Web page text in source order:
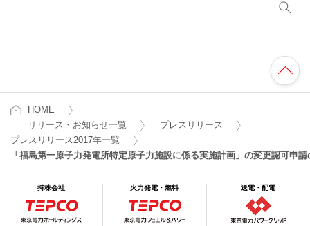
HOME
リリース・お知らせ一覧
プレスリリース
プレスリリース2017年一覧
「福島第一原子力発電所特定原子力施設に係る実施計画」の変更認可申
持株会社 火力発電・燃料 送電・配電